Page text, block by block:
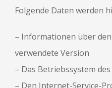
Folgende Daten werden
– Informationen über
verwendete Version
– Das Betriebssystem
– Den Internet-Service-